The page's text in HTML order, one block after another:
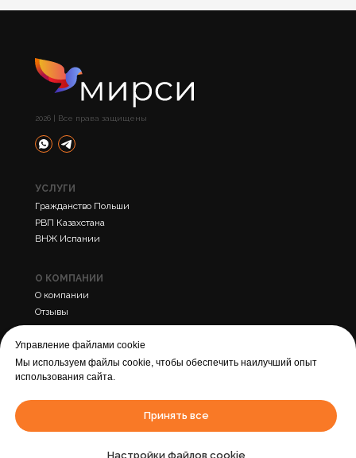
2026 | Все права защищены
О КОМПАНИИ
О компании
Отзывы
Контакты
ПРОЧЕЕ
Cогласие на обработку персональных данных
Статьи
УСЛУГИ
Гражданство Польши
РВП Казахстана
ВНЖ Испании
Управление файлами cookie
Мы используем файлы cookie, чтобы обеспечить наилучший опыт
использования сайта.
Принять все
Настройки файлов cookie